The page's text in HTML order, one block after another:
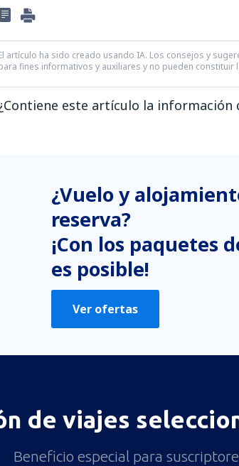
artículo ha sido creado usando IA. Los consejos y
fines informativos y auxiliares y no pueden
este artículo la información
Contiene información incorrecta
No profundiza en el tema
Es demasiado largo
Enviar
¿Vuelo y
reserva?
¡Con los paquetes
es posible!
Ver ofertas
de viajes
Beneficio especial para